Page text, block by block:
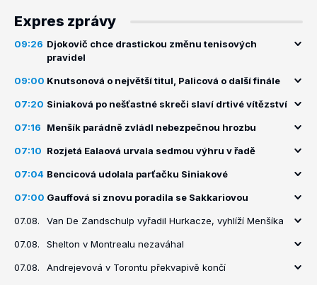
Expres zprávy
09:26 Djokovič chce drastickou změnu tenisových
pravidel
09:00 Knutsonová o největší titul, Palicová o další finále
07:20 Siniaková po nešťastné skreči slaví drtivé vítězství
07:16 Menšík parádně zvládl nebezpečnou hrozbu
07:10 Rozjetá Ealaová urvala sedmou výhru v řadě
07:04 Bencicová udolala parťačku Siniakové
07:00 Gauffová si znovu poradila se Sakkariovou
07.08. Van De Zandschulp vyřadil Hurkacze, vyhlíží Menšíka
07.08. Shelton v Montrealu nezaváhal
07.08. Andrejevová v Torontu překvapivě končí